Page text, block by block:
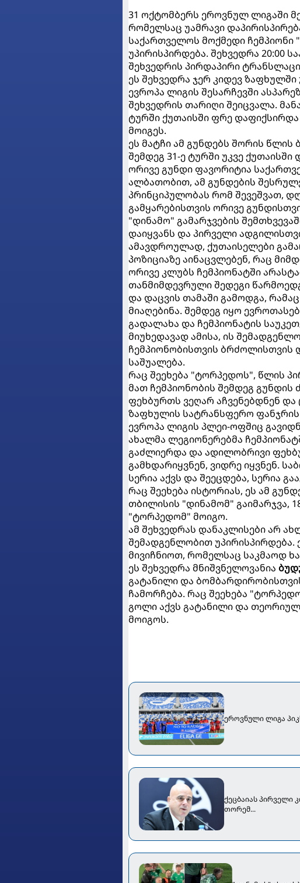
31 ოქტომბერს ეროვნულ ლიგაში
რომელსაც უამრავი
საქართველოს მოქმედი
უპირისპირდება. შეხვედრა 20:00
შეხვედრის პირდაპირი
ეს შეხვედრა ჯერ კიდევ
ევროპა ლიგის შესარჩევში
შეხვედრის თარიღი შეიცვალა.
ტურში ქუთაისში ფრე
მოიგეს.
ეს მატჩი ამ გუნდებს შორის
შემდეგ 31-ე ტურში უკვე
ორივე გუნდი ფავორიტია
ალბათობით, ამ გუნდების
პრინციპულობას რომ შევეშვათ,
გამყარებისთვის ორივე
"დინამო" გამარჯვების
დაიყვანს და პირველი
ამავდროულად, ქუთაისელები
პოზიციაზე აინაცვლებენ, რაც
ორივე კლუბს ჩემპიონატში
თანმიმდევრული შედეგი
და დაცვის თამაში გამოდგა,
მიაღებინა. შემდეგ იყო
გადალახა და ჩემპიონატის
მიუხედავად ამისა, ის
ჩემპიონობისთვის ბრძოლისთვის
საშუალება.
რაც შეეხება "ტორპედოს", წლის
მათ ჩემპიონობის შემდეგ გუნდის
ფეხბურთს ვეღარ აჩვენებდნენ
ზაფხულის სატრანსფერო
ევროპა ლიგის პლეი-ოფშიც
ახალმა ლეგიონერებმა
გაძლიერდა და ადილობრივი
გამხდარიყვნენ, ვიდრე იყვნენ.
სერია აქვს და შეეცდება, სერია
რაც შეეხება ისტორიას, ეს ამ
თბილისის "დინამომ" გაიმარჯვა,
"ტორპედომ" მოიგო.
ამ შეხვედრას დანაკლისები არ
შემადგენლობით
მივიჩნიოთ, რომელსაც საკმაოდ
ეს შეხვედრა მნიშვნელოვანია
გატანილი და
ჩამორჩება. რაც შეეხება
გოლი აქვს გატანილი და
მოიგოს.
ეროვნული ლიგა
ქეცბაიას პირველი
თორემ...